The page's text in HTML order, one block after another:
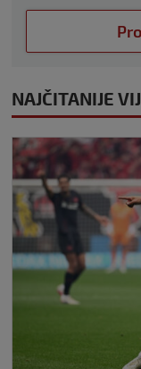
NAJČITANIJE